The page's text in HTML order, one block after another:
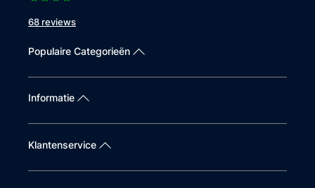
68 reviews
Populaire Categorieën
Informatie
Klantenservice